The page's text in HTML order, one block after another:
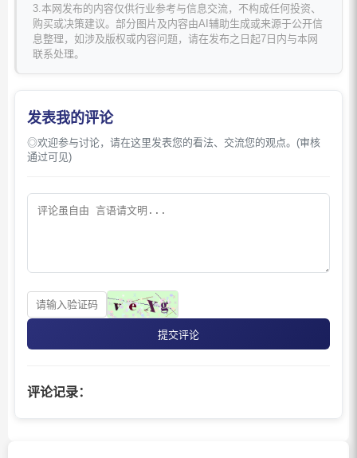
3.本网发布的内容仅供行业参考与信息交流，不构成任何投资、
购买或决策建议。部分图片及内容由AI辅助生成或来源于公开信
息整理，如涉及版权或内容问题，请在发布之日起7日内与本网
联系处理。
发表我的评论
◎欢迎参与讨论，请在这里发表您的看法、交流您的观点。(审核
通过可见)
提交评论
评论记录：